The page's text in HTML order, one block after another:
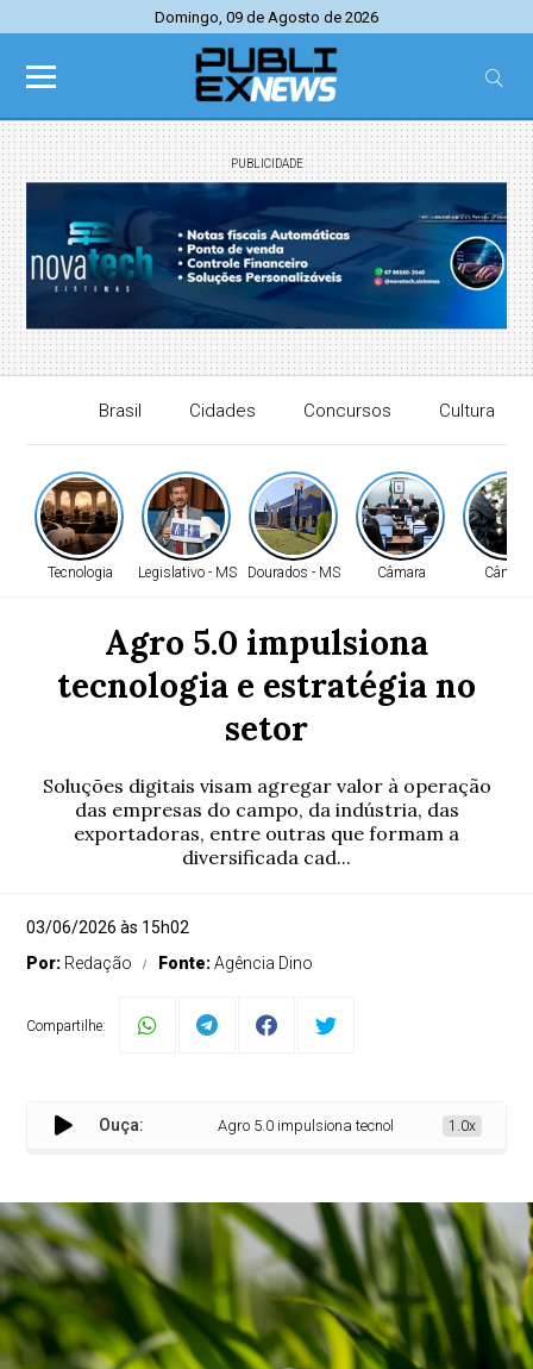
Domingo, 09 de Agosto de 2026
PUBLICIDADE
Brasil Cidades Concursos Cultura
Tecnologia Legislativo - MS Dourados - MS Câmara Câmara
Agro 5.0 impulsiona
tecnologia e estratégia no
setor
Soluções digitais visam agregar valor à operação
das empresas do campo, da indústria, das
exportadoras, entre outras que formam a
diversificada cad...
03/06/2026 às 15h02
Por: Redação Fonte:Agência Dino
Compartilhe:
Ouça: Agro 5.0 impulsiona tecnologia e estratégia no
1.0x